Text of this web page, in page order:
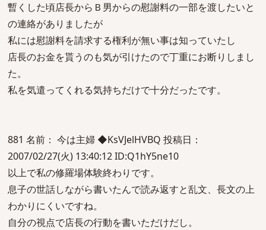
暫くした頃店長からＢ男からの慰謝料の一部を渡したいと
の連絡がありましたが
私には慰謝料を請求する権利が無い事は知っていたし
店長のお金を貰うのも気が引けたので丁重にお断りしまし
た。
私を気遣ってくれる気持ちだけで十分だったです。
881 名前： 今は主婦 ◆KsVJelHVBQ 投稿日：
2007/02/27(火) 13:40:12 ID:Q1hY5ne10
以上で私の修羅場体験終わりです。
息子の世話しながら書いたんで読み返すと乱文、長文の上
わかりにくいですね。
自分の視点で店長の行動を書いただけだし。